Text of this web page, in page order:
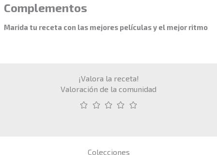
Complementos
Marida tu receta con las mejores películas y el mejor ritmo
¡Valora la receta!
Valoración de la comunidad
Colecciones